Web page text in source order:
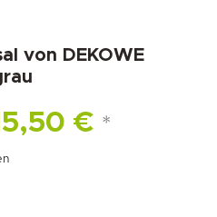
von DEKOWE
€ *